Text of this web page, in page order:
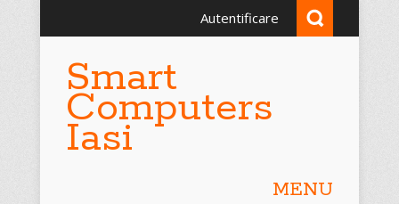
Autentificare
Smart
Computers
Iasi
MENU